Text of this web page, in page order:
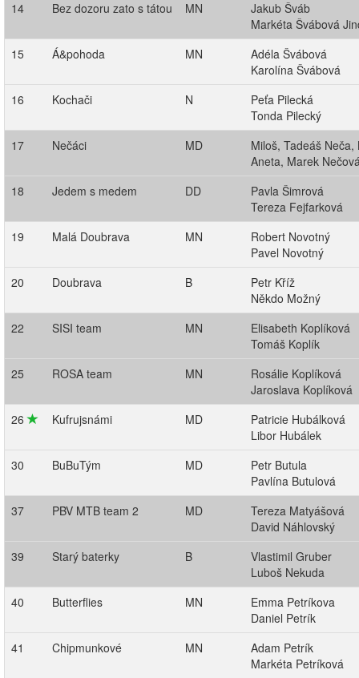
14
Bez dozoru zato s tátou MN
Jakub Šváb
Markéta Švábová
15
Á&pohoda MN
Adéla Švábová
Karolína Švábová
16
Kochači N
Peťa Pilecká
Tonda Pilecký
17
Nečáci MD
Miloš, Tadeáš Neča,
Aneta, Marek
18
Jedem s medem DD
Pavla Šimrová
Tereza Fejfarková
19
Malá Doubrava MN
Robert Novotný
Pavel Novotný
20
Doubrava B
Petr Kříž
Někdo Možný
22
SISI team MN
Elisabeth Koplíková
Tomáš Koplík
25
ROSA team MN
Rosálie Koplíková
Jaroslava Koplíková
26
Kufrujsnámi MD
Patricie Hubálková
Libor Hubálek
30
BuBuTým MD
Petr Butula
Pavlína Butulová
37
PBV MTB team 2 MD
Tereza Matyášová
David Náhlovský
39
Starý baterky B
Vlastimil Gruber
Luboš Nekuda
40
Butterflies MN
Emma Petríkova
Daniel Petrík
41
Chipmunkové MN
Adam Petrík
Markéta Petríková